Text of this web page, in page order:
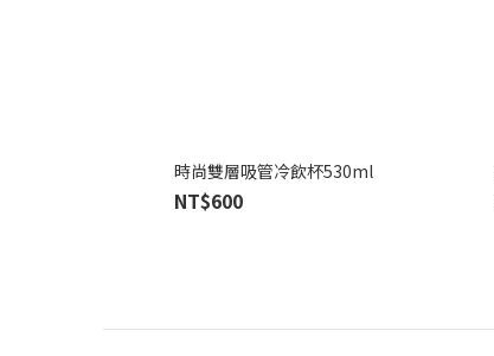
時尚雙層吸管冷飲杯530ml
NT$600